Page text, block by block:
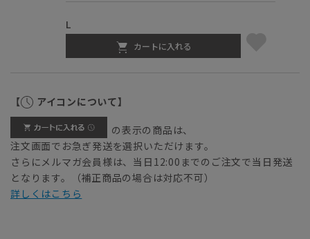
L
カートに入れる
【 アイコンについて】
の表示の商品は、
注文画面でお急ぎ発送を選択いただけます。
さらにメルマガ会員様は、当日12:00までのご注文で当日発送
となります。（補正商品の場合は対応不可）
詳しくはこちら